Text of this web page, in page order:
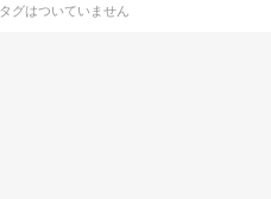
タグはついていません